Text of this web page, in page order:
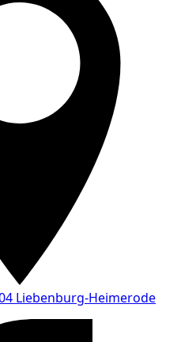
Liebenburg-Heimerode